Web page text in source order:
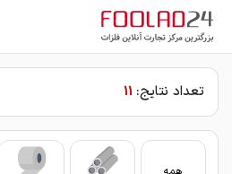
تعداد نتایج: 11